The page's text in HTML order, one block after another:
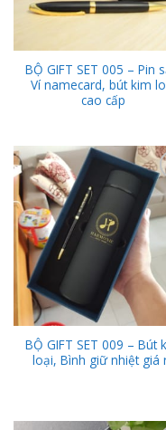
BỘ GIFT SET 005 – Pin
Ví namecard, bút kim
cao cấp
BỘ GIFT SET 009 – Bút
loại, Bình giữ nhiệt giá